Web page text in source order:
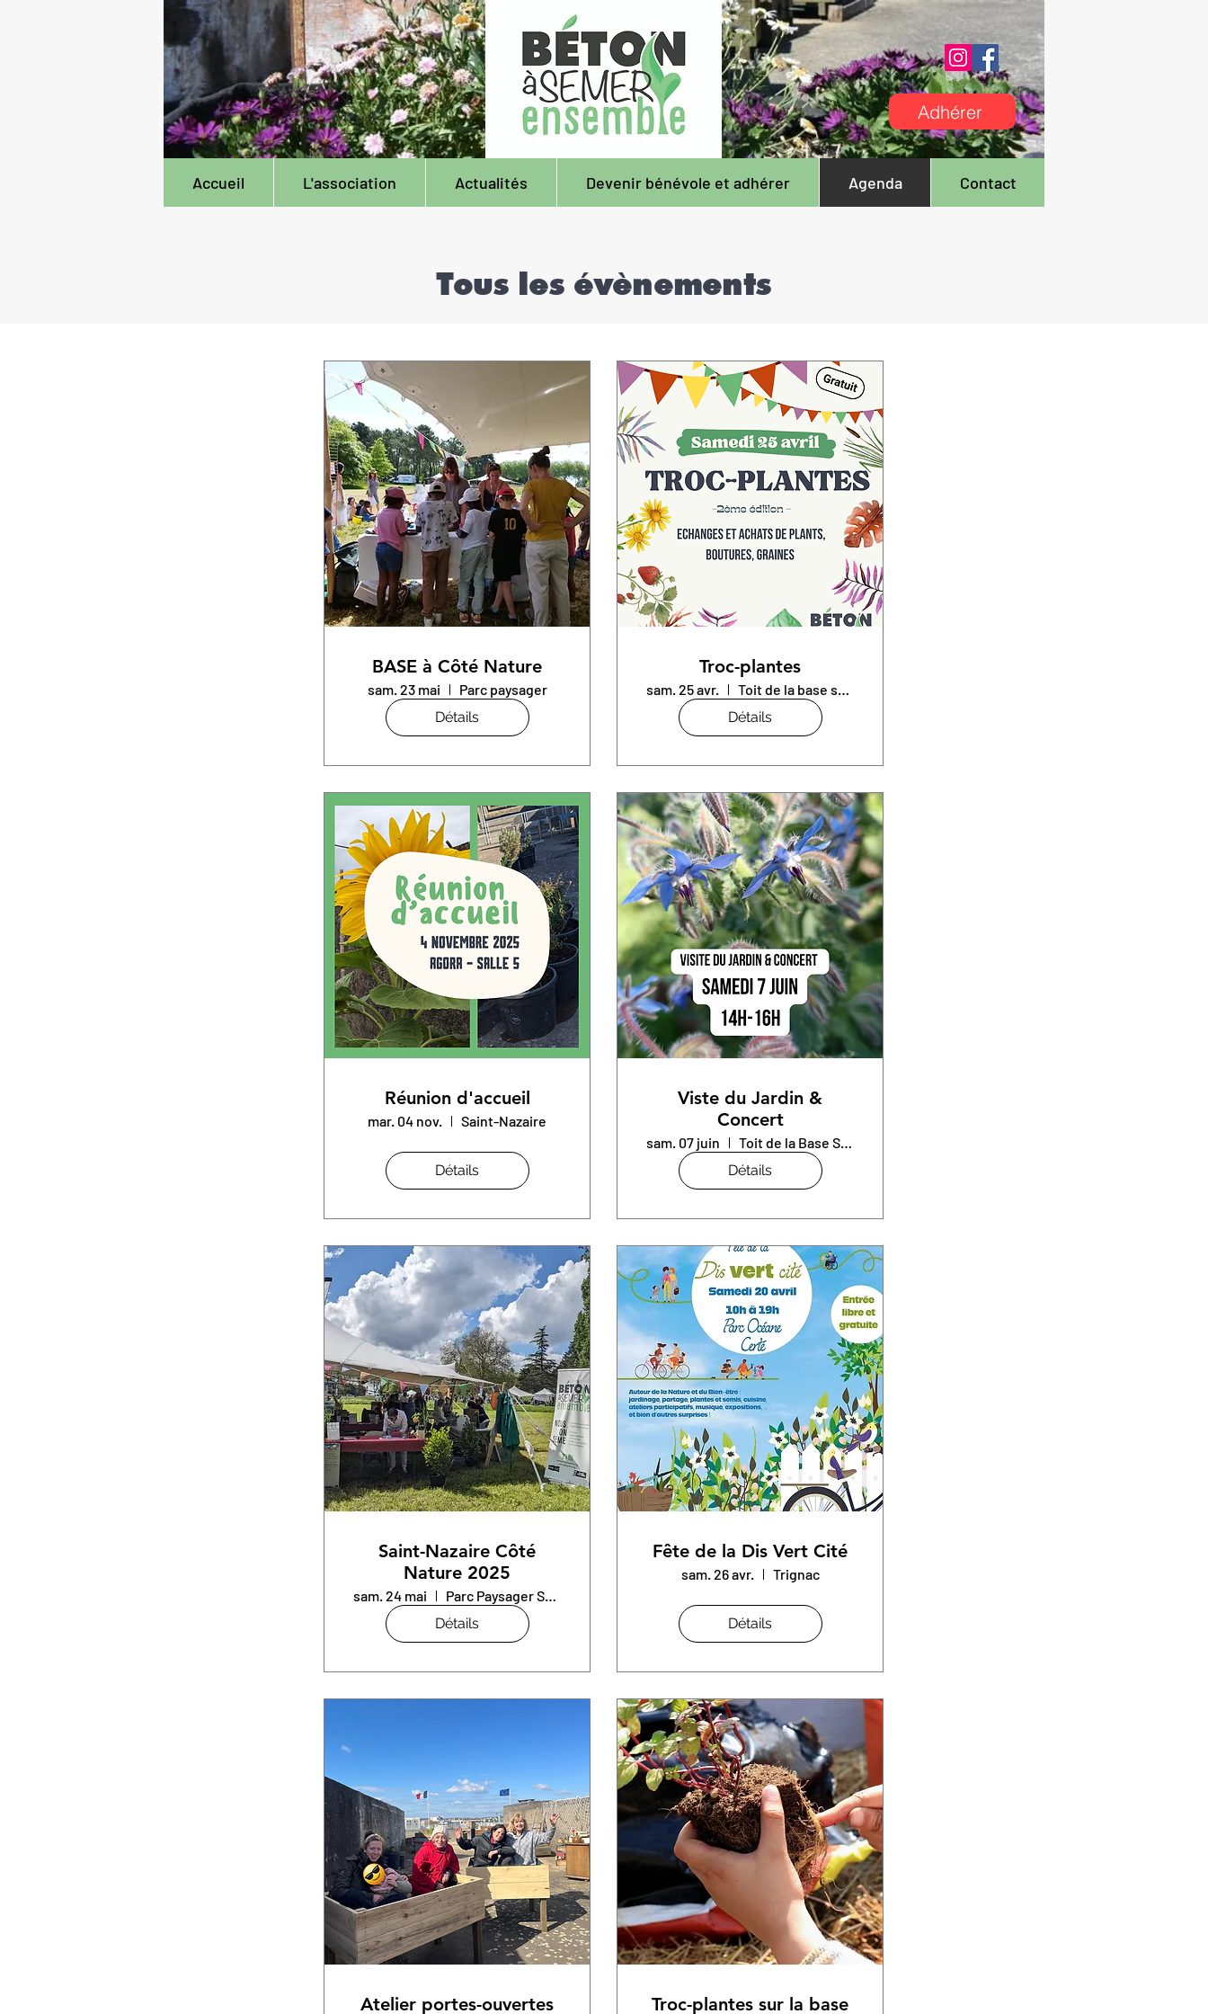
Adhérer
Accueil L'association Actualités Devenir bénévole et adhérer Agenda Contact
Tous les évènements
BASE à Côté Nature
sam. 23 mai
Parc paysager
Détails
Troc-plantes
sam. 25 avr.
Toit de la base sous-marine de Saint-Naz
Détails
Réunion d'accueil
mar. 04 nov. Saint-Nazaire
Détails
Viste du Jardin &
Concert
sam. 07 juin
Toit de la Base Sous-Marine
Détails
Saint-Nazaire Côté
Nature 2025
sam. 24 mai
Parc Paysager St-Nazaire
Détails
Fête de la Dis Vert Cité
sam. 26 avr. Trignac
Détails
Atelier portes-ouvertes Troc-plantes sur la base